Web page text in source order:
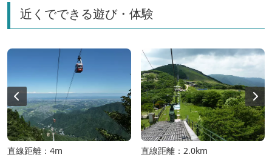
近くでできる遊び・体験
直線距離：4m 直線距離：2.0km